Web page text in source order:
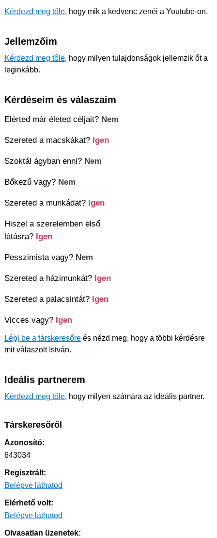
Kérdezd meg tőle, hogy mik a kedvenc zenéi a Youtube-on.
Jellemzőim
Kérdezd meg tőle, hogy milyen tulajdonságok jellemzik őt a
leginkább.
Kérdéseim és válaszaim
Elérted már életed céljait? Nem
Szereted a macskákat? Igen
Szoktál ágyban enni? Nem
Bőkezű vagy? Nem
Szereted a munkádat? Igen
Hiszel a szerelemben első
látásra? Igen
Pesszimista vagy? Nem
Szereted a házimunkát? Igen
Szereted a palacsintát? Igen
Vicces vagy? Igen
Lépj be a társkeresőre és nézd meg, hogy a többi kérdésre
mit válaszolt István.
Ideális partnerem
Kérdezd meg tőle, hogy milyen számára az ideális partner.
Társkeresőről
Azonosító:
643034
Regisztrált:
Belépve láthatod
Elérhető volt:
Belépve láthatod
Olvasatlan üzenetek: